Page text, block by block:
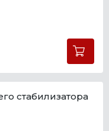
стабилизатора